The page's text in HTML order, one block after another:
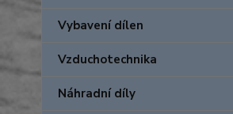
Vybavení dílen
Vzduchotechnika
Náhradní díly